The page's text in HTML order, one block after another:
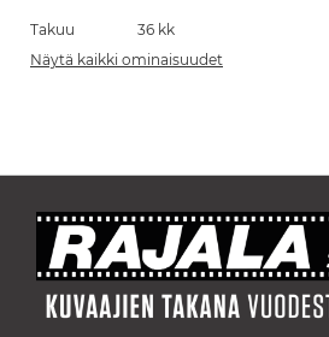
Takuu
36 kk
Näytä kaikki ominaisuudet